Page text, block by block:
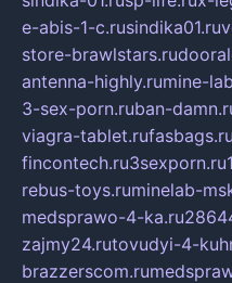
e-abis-1-c.rusindika01.ru
store-brawlstars.ru
antenna-highly.rumine-
3-sex-porn.ruban-
viagra-tablet.rufasbags.ru
fincontech.ru3sexporn.ru
rebus-toys.ruminelab-
medsprawo-4-ka.ru
zajmy24.rutovudyi-4-
brazzerscom.ru